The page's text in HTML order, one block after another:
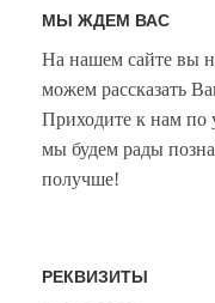
МЫ ЖДЕМ ВАС
На нашем сайте вы
можем рассказать
Приходите к нам по
мы будем рады
получше!
РЕКВИЗИТЫ